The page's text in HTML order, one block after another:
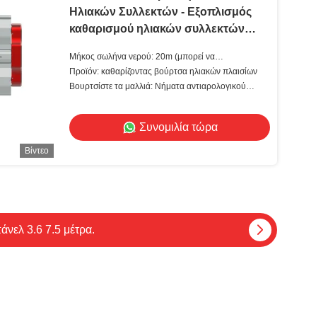
Βίντεο
Ηλιακών Συλλεκτών - Εξοπλισμός
καθαρισμού ηλιακών συλλεκτών
Μήκος σωλήνα νερού: 20m (μπορεί να
προσαρμοστεί)
Προϊόν: καθαρίζοντας βούρτσα ηλιακών πλαισίων
Βουρτσίστε τα μαλλιά: Νήματα αντιαρολογικού
Συνομιλία τώρα
3.6 7.5 μέτρα.